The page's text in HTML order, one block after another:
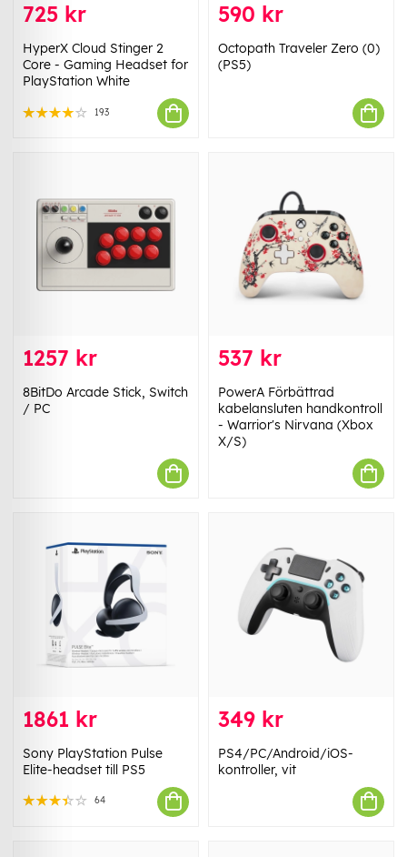
725 kr
HyperX Cloud Stinger 2
Core - Gaming Headset for
PlayStation White
193
590 kr
Octopath Traveler Zero (0)
(PS5)
1257 kr
8BitDo Arcade Stick, Switch
/ PC
537 kr
PowerA Förbättrad
kabelansluten handkontroll
- Warrior's Nirvana (Xbox
X/S)
1861 kr
Sony PlayStation Pulse
Elite-headset till PS5
64
349 kr
PS4/PC/Android/iOS-
kontroller, vit